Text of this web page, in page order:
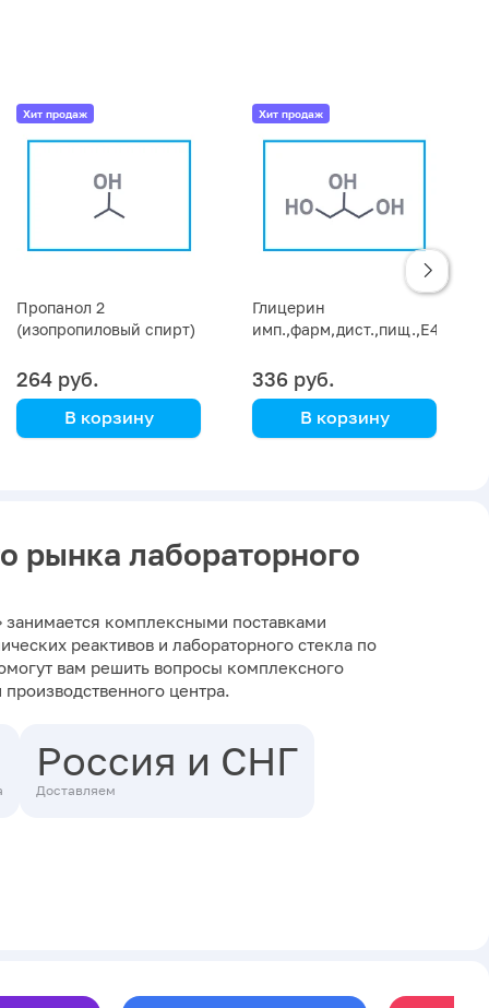
Хит продаж
Пропанол 2
(изопропиловый спирт)
264 руб.
В корзину
Хит продаж
Глицерин
336 руб.
В корзину
рынка лабораторного
комплексными поставками
реактивов и лабораторного стекла по
вам решить вопросы комплексного
центра.
Россия и СНГ
Доставляем